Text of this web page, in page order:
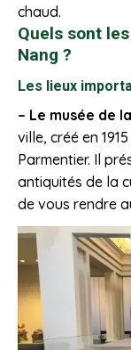
chaud.
Quels sont
Nang ?
Les lieux
– Le musée de
ville, créé en
Parmentier. Il
antiquités de la
de vous rendre